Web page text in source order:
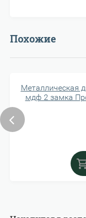
Похожие
Металлическая
мдф 2 замка